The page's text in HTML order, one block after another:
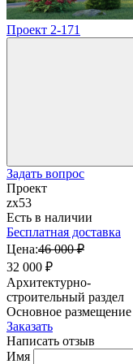
Проект 2-171
Задать вопрос
Проект
zx53
Есть в наличии
Бесплатная доставка
Цена:46 000 ₽
32 000 ₽
Архитектурно-
строительный раздел
Основное размещение
Заказать
Написать отзыв
Имя